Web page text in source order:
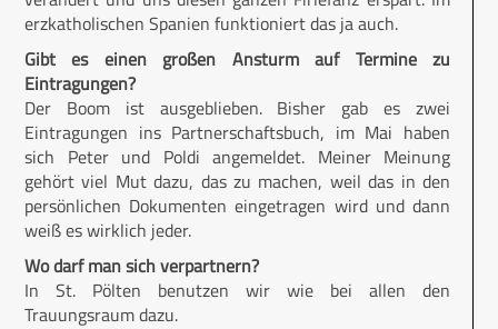
erzkatholischen Spanien funktioniert das ja auch.
Gibt es einen großen Ansturm auf Termine zu
Eintragungen?
Der Boom ist ausgeblieben. Bisher gab es zwei
Eintragungen ins Partnerschaftsbuch, im Mai haben
sich Peter und Poldi angemeldet. Meiner Meinung
gehört viel Mut dazu, das zu machen, weil das in den
persönlichen Dokumenten eingetragen wird und dann
weiß es wirklich jeder.
Wo darf man sich verpartnern?
In St. Pölten benutzen wir wie bei allen den
Trauungsraum dazu.